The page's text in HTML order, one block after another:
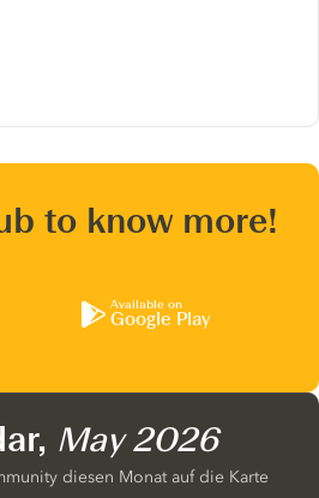
to know more!
Available on
Google Play
May 2026
diesen Monat auf die Karte